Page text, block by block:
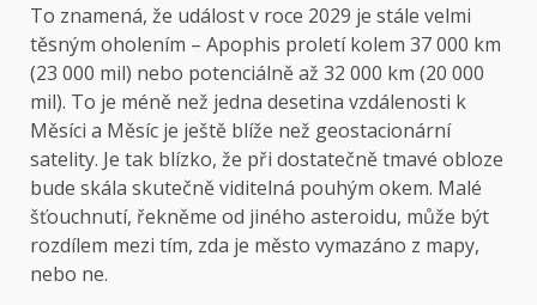
To znamená, že událost v roce 2029 je stále velmi
těsným oholením – Apophis proletí kolem 37 000 km
(23 000 mil) nebo potenciálně až 32 000 km (20 000
mil). To je méně než jedna desetina vzdálenosti k
Měsíci a Měsíc je ještě blíže než geostacionární
satelity. Je tak blízko, že při dostatečně tmavé obloze
bude skála skutečně viditelná pouhým okem. Malé
šťouchnutí, řekněme od jiného asteroidu, může být
rozdílem mezi tím, zda je město vymazáno z mapy,
nebo ne.